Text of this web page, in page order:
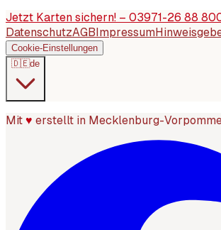
Jetzt Karten sichern! – 03971-26 88
DatenschutzAGB Impressum
Cookie-Einstellungen
🇩🇪de
Mit ♥ erstellt in Mecklenburg-